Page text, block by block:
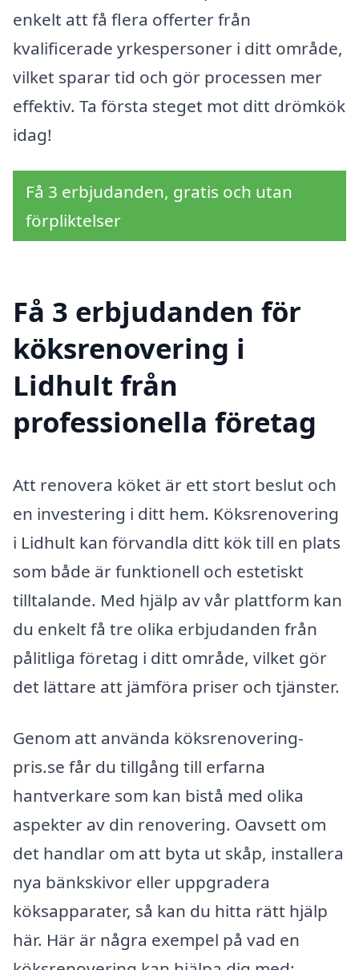
enkelt att få flera offerter från
kvalificerade yrkespersoner i ditt område,
vilket sparar tid och gör processen mer
effektiv. Ta första steget mot ditt drömkök
idag!
Få 3 erbjudanden, gratis och utan
förpliktelser
Få 3 erbjudanden för
köksrenovering i
Lidhult från
professionella företag
Att renovera köket är ett stort beslut och
en investering i ditt hem. Köksrenovering
i Lidhult kan förvandla ditt kök till en plats
som både är funktionell och estetiskt
tilltalande. Med hjälp av vår plattform kan
du enkelt få tre olika erbjudanden från
pålitliga företag i ditt område, vilket gör
det lättare att jämföra priser och tjänster.
Genom att använda köksrenovering-
pris.se får du tillgång till erfarna
hantverkare som kan bistå med olika
aspekter av din renovering. Oavsett om
det handlar om att byta ut skåp, installera
nya bänkskivor eller uppgradera
köksapparater, så kan du hitta rätt hjälp
här. Här är några exempel på vad en